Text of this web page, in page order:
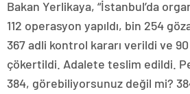
Bakan Yerlikaya, “İstanbul’da
112 operasyon yapıldı, bin 254
367 adli kontrol kararı verildi ve
çökertildi. Adalete teslim edildi.
384, görebiliyorsunuz değil mi?